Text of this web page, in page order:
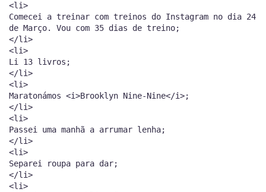
<li>
Comecei a treinar com treinos do Instagram no dia 24
de Março. Vou com 35 dias de treino;
</li>
<li>
Li 13 livros;
</li>
<li>
Maratonámos <i>Brooklyn Nine-Nine</i>;
</li>
<li>
Passei uma manhã a arrumar lenha;
</li>
<li>
Separei roupa para dar;
</li>
<li>